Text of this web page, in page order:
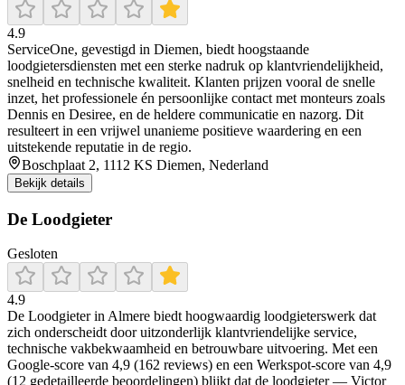
4.9
ServiceOne, gevestigd in Diemen, biedt hoogstaande
loodgietersdiensten met een sterke nadruk op klantvriendelijkheid,
snelheid en technische kwaliteit. Klanten prijzen vooral de snelle
inzet, het professionele én persoonlijke contact met monteurs zoals
Dennis en Desiree, en de heldere communicatie en nazorg. Dit
resulteert in een vrijwel unanieme positieve waardering en een
uitstekende reputatie in de regio.
Boschplaat 2, 1112 KS Diemen, Nederland
Bekijk details
De Loodgieter
Gesloten
4.9
De Loodgieter in Almere biedt hoogwaardig loodgieterswerk dat
zich onderscheidt door uitzonderlijk klantvriendelijke service,
technische vakbekwaamheid en betrouwbare uitvoering. Met een
Google-score van 4,9 (162 reviews) en een Werkspot-score van 4,9
(12 gedetailleerde beoordelingen) blijkt dat de loodgieter — Victor